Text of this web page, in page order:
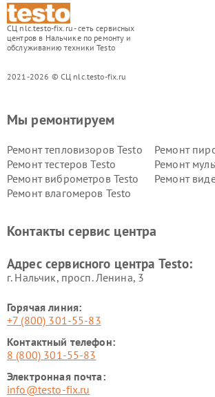
СЦ nlc.testo-fix.ru - сеть сервисных
центров в Нальчике по ремонту и
обслуживанию техники Testo
2021-2026 © СЦ nlc.testo-fix.ru
Мы ремонтируем
Ремонт тепловизоров Testo
Ремонт
Ремонт тестеров Testo
Ремонт
Ремонт виброметров Testo
Ремонт
Ремонт влагомеров Testo
Контакты сервис центра
Адрес сервисного центра Testo:
г. Нальчик, просп. Ленина, 3
Горячая линия:
+7 (800) 301-55-83
Контактный телефон:
8 (800) 301-55-83
Электронная почта:
info@testo-fix.ru